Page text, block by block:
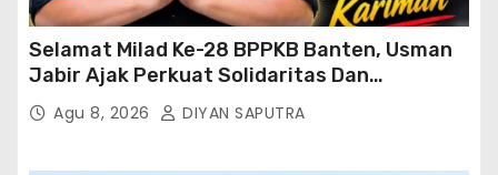
Selamat Milad Ke-28 BPPKB Banten, Usman
Jabir Ajak Perkuat Solidaritas Dan
Kebersamaan
Agu 8, 2026 DIYAN SAPUTRA